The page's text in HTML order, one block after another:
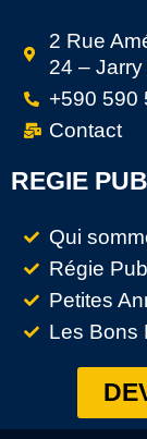
2 Rue
24 –
+590 590
Contact
REGIE
Qui
Régie
Petites
Les Bons